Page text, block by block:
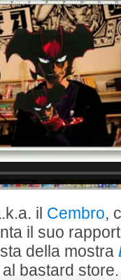
il Cembro,
il suo
della mostra
bastard store.